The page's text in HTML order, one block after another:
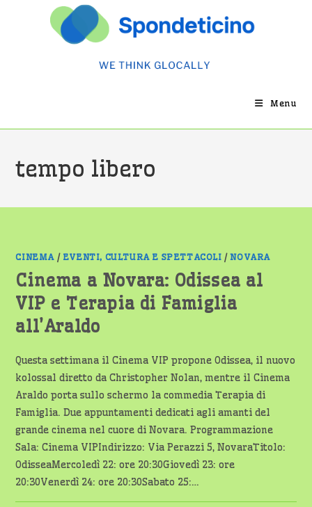
Menu
tempo libero
CINEMA / EVENTI, CULTURA E SPETTACOLI /NOVARA
Cinema a Novara: Odissea al
VIP e Terapia di Famiglia
all’Araldo
Questa settimana il Cinema VIP propone Odissea, il nuovo
kolossal diretto da Christopher Nolan, mentre il Cinema
Araldo porta sullo schermo la commedia Terapia di
Famiglia. Due appuntamenti dedicati agli amanti del
grande cinema nel cuore di Novara. Programmazione
Sala: Cinema VIPIndirizzo: Via Perazzi 5, NovaraTitolo:
OdisseaMercoledì 22: ore 20:30Giovedì 23: ore
20:30Venerdì 24: ore 20:30Sabato 25:…